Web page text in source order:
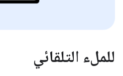
للملء التلقائي